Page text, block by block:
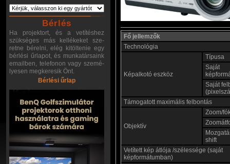
Bérlés
Ha projektort, és a vetítéshez
szükséges más kellékeket sze-
retne bérelni, elég kitöltenie egy
bérlési űrlapot, és munkatársaink
emailben, telefonon vagy szemé-
lyesen megkeresik Önt.
Bérlési űrlap
Fő jellemzők
Technológia
Képalkotó eszköz
Típusa
Saját
Saját
Támogatott maximális felbontás
Objektív
Zoom/
shift
Vetített kép átlója /szélessége (saját
képformátumban)